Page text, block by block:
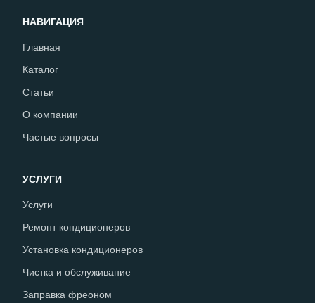
НАВИГАЦИЯ
Главная
Каталог
Статьи
О компании
Частые вопросы
УСЛУГИ
Услуги
Ремонт кондиционеров
Установка кондиционеров
Чистка и обслуживание
Заправка фреоном